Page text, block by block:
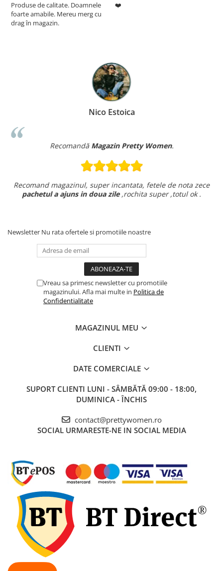
Produse de calitate. Doamnele
foarte amabile. Mereu merg cu
drag în magazin.
❤️
Nico Estoica
Recomandă Magazin Pretty Women.
Recomand magazinul, super incantata, fetele de nota zece
pachetul a ajuns in doua zile,rochita super ,totul ok .
Newsletter Nu rata ofertele si promotiile noastre
Vreau sa primesc newsletter cu promotiile
magazinului. Afla mai multe in Politica de
Confidentialitate
MAGAZINUL MEU
CLIENTI
DATE COMERCIALE
SUPORT CLIENTI LUNI - SÂMBĂTĂ 09:00 - 18:00,
DUMINICA - ÎNCHIS
contact@prettywomen.ro
SOCIAL URMARESTE-NE IN SOCIAL MEDIA